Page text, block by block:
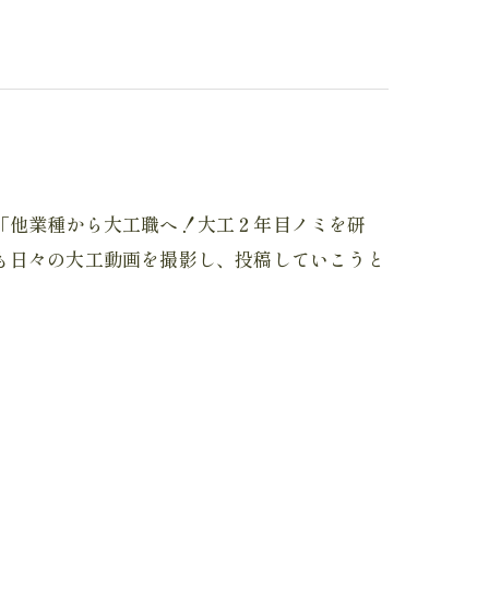
他業種から大工職へ！大工２年目ノミを研
々の大工動画を撮影し、投稿していこうと